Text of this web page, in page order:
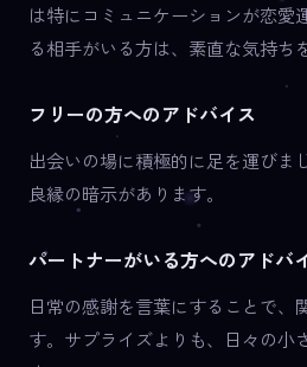
は特にコミュニケーションが恋愛
る相手がいる方は、素直な気持ち
フリーの方へのアドバイス
出会いの場に積極的に足を運びま
良縁の暗示があります。
パートナーがいる方へのアドバ
日常の感謝を言葉にすることで、
す。サプライズよりも、日々の小